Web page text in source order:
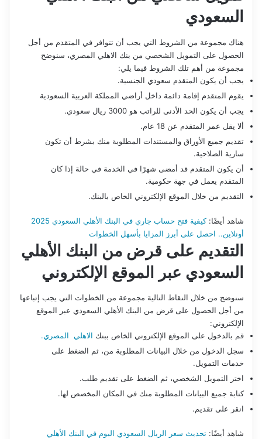
السعودي
هناك مجموعة من الشروط التي يجب أن تتوافر في المتقدم من أجل
الحصول على التمويل الشخصي من بنك الاهلي المصري، سنوضح
مجموعة من أهم تلك الشروط فيما يلي:
يجب أن يكون المتقدم سعودي الجنسية.
يقوم المتقدم إقامة دائمة داخل أراضي المملكة العربية السعودية
يجب أن يكون الحد الأدنى للراتب هو 3000 ريال سعودي.
ألا يقل عمر المتقدم عن 18 عام.
تقديم جميع الأوراق والمستندات المطلوبة منك بشرط أن تكون
سارية الصلاحية.
أن يكون المتقدم قد أمضى شهرًا في الخدمة في حالة إذا كان
المتقدم يعمل في جهة حكومية.
التقديم من خلال الموقع الإلكتروني الخاص بالبنك.
شاهد أيضًا:
كيفية فتح حساب جاري في البنك الأهلي السعودي 2025
أونلاين.. احصل على أبرز المزايا بأسهل الخطوات
التقديم على قرض من البنك الأهلي
السعودي عبر الموقع الإلكتروني
سنوضح من خلال النقاط التالية مجموعة من الخطوات التي يجب إتباعها
من أجل الحصول على قرض من البنك الأهلي السعودي عبر الموقع
الإلكتروني:
قم بالدخول على الموقع الإلكتروني الخاص ببنك الاهلي المصري.
سجل الدخول من خلال البيانات المطلوبة من، ثم الضغط على
خدمات التمويل.
اختر التمويل الشخصي، ثم الضغط على تقديم طلب.
كتابة جميع البيانات المطلوبة منك في المكان المخصص لها.
انقر على تقديم.
شاهد أيضًا: تحديث سعر الريال السعودي اليوم في البنك الأهلي